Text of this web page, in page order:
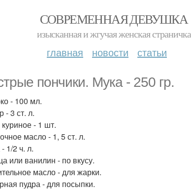
СОВРЕМЕННАЯ ДЕВУШКА
изысканная и жгучая женская страничка
главная новости статьи
пончики. Мука - 250 гр.
- 100 мл.
- 3 ст. л.
- 1 шт.
масло - 1, 5 ст. л.
1/2 ч. л.
или ванилин - по вкусу.
масло - для жарки.
пудра - для посыпки.